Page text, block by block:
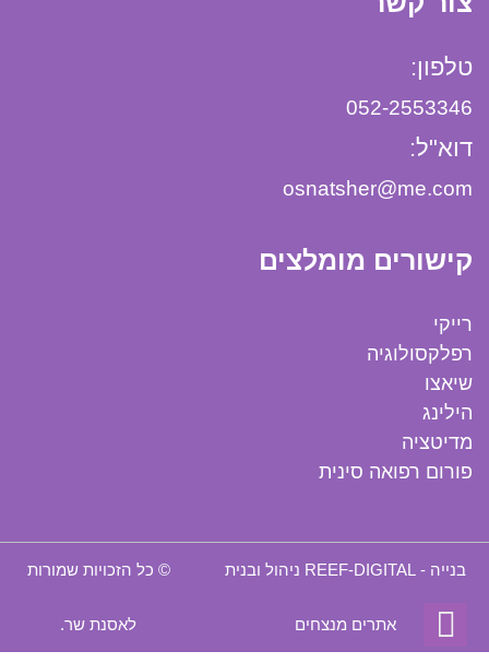
טלפון:
052-2553346
דוא"ל:
osnatsher@me.com
קישורים מומלצים
רייקי
רפלקסולוגיה
שיאצו
הילינג
מדיטציה
פורום רפואה סינית
בנייה - REEF-DIGITAL ניהול ובנית
אתרים מנצחים
​© כל הזכויות שמורות
לאסנת שר.
גלילה